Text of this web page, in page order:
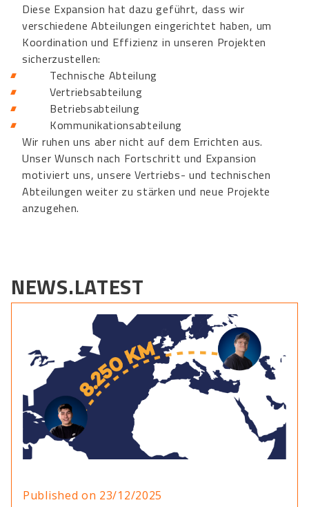
Diese Expansion hat dazu geführt, dass wir
verschiedene Abteilungen eingerichtet haben, um
Koordination und Effizienz in unseren Projekten
sicherzustellen:
Technische Abteilung
Vertriebsabteilung
Betriebsabteilung
Kommunikationsabteilung
Wir ruhen uns aber nicht auf dem Errichten aus.
Unser Wunsch nach Fortschritt und Expansion
motiviert uns, unsere Vertriebs- und technischen
Abteilungen weiter zu stärken und neue Projekte
anzugehen.
NEWS.LATEST
Published on 23/12/2025